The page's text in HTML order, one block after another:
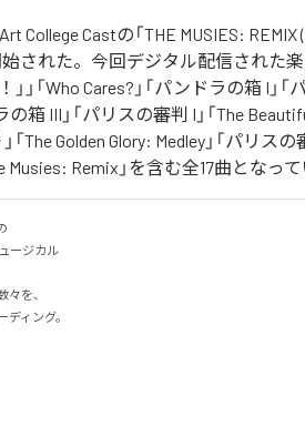
College Castの「THE MUSIES: REMIX
された。今回デジタル配信された楽
」「Who Cares?」「パンドラの箱 I」
の箱 III」「パリスの審判 I」「The
The Golden Glory: Medley」「パリスの
Musies: Remix」を含む全17曲となって
ージカル
を、
ィング。